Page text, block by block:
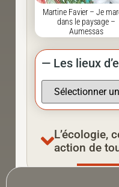
Martine Favier – Je
dans le paysage –
Aumessas
— Les lieux
L’écologie,
action de